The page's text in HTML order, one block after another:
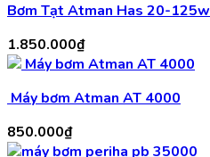
Bơm Tạt Atman Has 20-125w
1.850.000₫
Máy bơm Atman AT 4000
850.000₫